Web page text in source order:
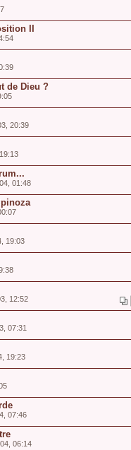
II
de Dieu ?
20:39
01:48
19:03
12:52
07:31
19:23
07:46
06:14